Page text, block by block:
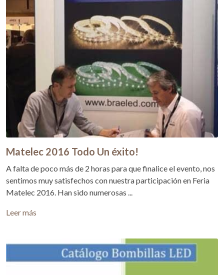
Matelec 2016 Todo Un éxito!
A falta de poco más de 2 horas para que finalice el evento, nos
sentimos muy satisfechos con nuestra participación en Feria
Matelec 2016. Han sido numerosas ...
Leer más